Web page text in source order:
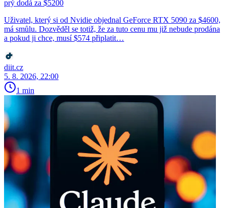
prý dodá za $5200
Uživatel, který si od Nvidie objednal GeForce RTX 5090 za $4600,
má smůlu. Dozvěděl se totiž, že za tuto cenu mu již nebude prodána
a pokud ji chce, musí $574 připlatit…
diit.cz
5. 8. 2026, 22:00
1 min